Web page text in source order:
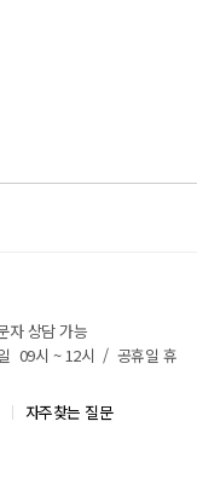
자 상담 가능
09시 ~ 12시 / 공휴일 휴
자주찾는 질문